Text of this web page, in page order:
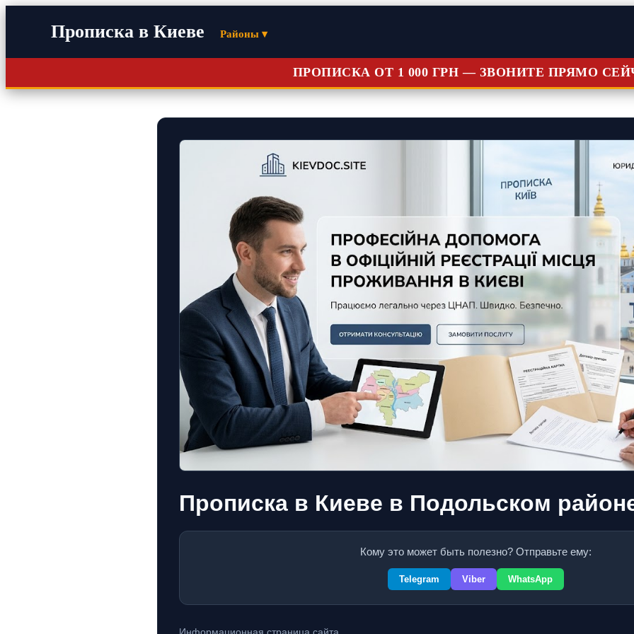
Прописка в Киеве Районы ▾
ПРОПИСКА ОТ 1 000 ГРН — ЗВОНИТЕ ПРЯМО
Прописка в Киеве в Подольском
Кому это может быть полезно? Отправьте ему:
Telegram Viber WhatsApp
Информационная страница сайта